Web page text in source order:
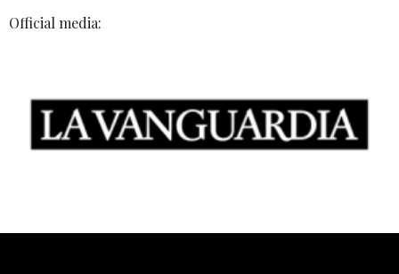
Official media: